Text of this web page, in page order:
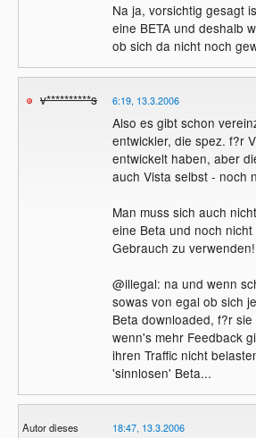
Na ja, vorsichtig gesagt
eine BETA und deshalb
ob sich da nicht noch
v**********s 6:19, 13.3.2006
Also es gibt schon
entwickler, die spez. f?r
entwickelt haben, aber
auch Vista selbst - noch
Man muss sich auch
eine Beta und noch
Gebrauch zu verwenden!
@illegal: na und wenn
sowas von egal ob sich
Beta downloaded, f?r
wenn's mehr Feedback
ihren Traffic nicht
'sinnlosen' Beta...
Autor dieses
18:47, 13.3.2006